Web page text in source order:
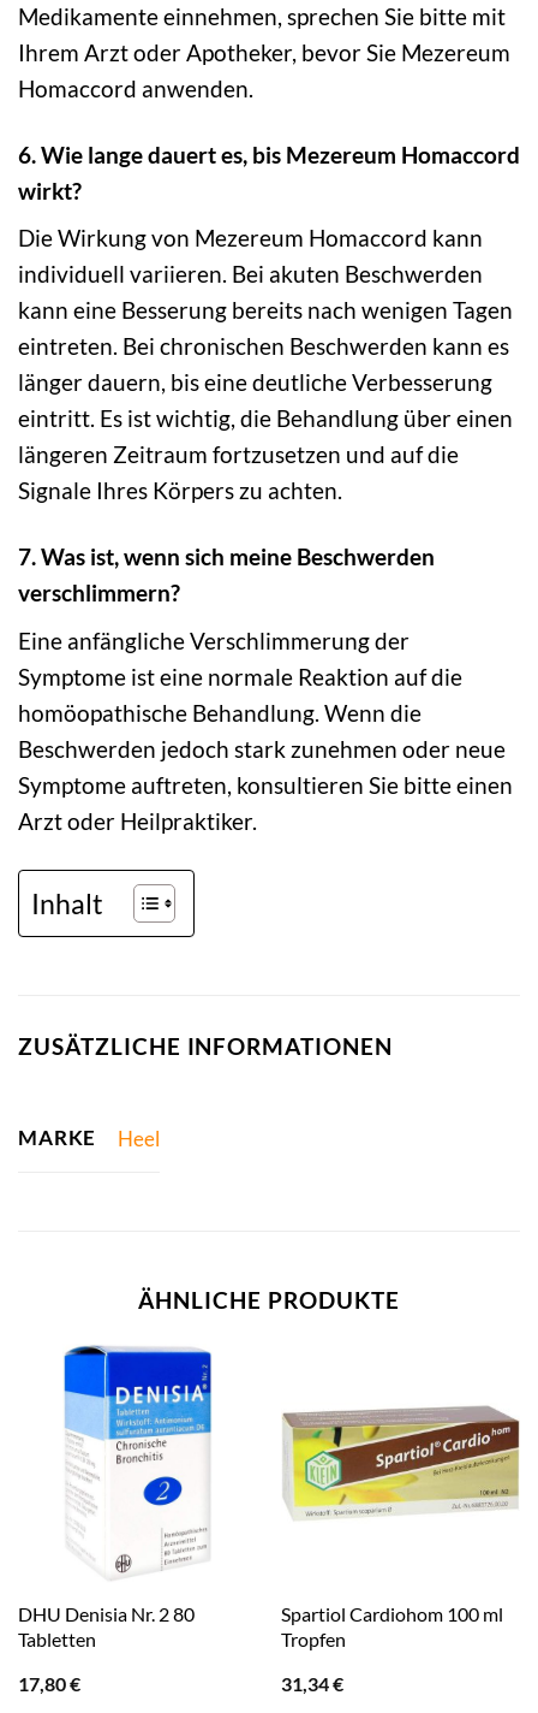
Medikamente einnehmen, sprechen Sie bitte mit
Ihrem Arzt oder Apotheker, bevor Sie Mezereum
Homaccord anwenden.
6. Wie lange dauert es, bis Mezereum Homaccord
wirkt?
Die Wirkung von Mezereum Homaccord kann
individuell variieren. Bei akuten Beschwerden
kann eine Besserung bereits nach wenigen Tagen
eintreten. Bei chronischen Beschwerden kann es
länger dauern, bis eine deutliche Verbesserung
eintritt. Es ist wichtig, die Behandlung über einen
längeren Zeitraum fortzusetzen und auf die
Signale Ihres Körpers zu achten.
7. Was ist, wenn sich meine Beschwerden
verschlimmern?
Eine anfängliche Verschlimmerung der
Symptome ist eine normale Reaktion auf die
homöopathische Behandlung. Wenn die
Beschwerden jedoch stark zunehmen oder neue
Symptome auftreten, konsultieren Sie bitte einen
Arzt oder Heilpraktiker.
Inhalt
ZUSÄTZLICHE INFORMATIONEN
MARKE Heel
ÄHNLICHE PRODUKTE
DHU Denisia Nr. 2 80
Tabletten
17,80€
Spartiol Cardiohom 100 ml
Tropfen
31,34€